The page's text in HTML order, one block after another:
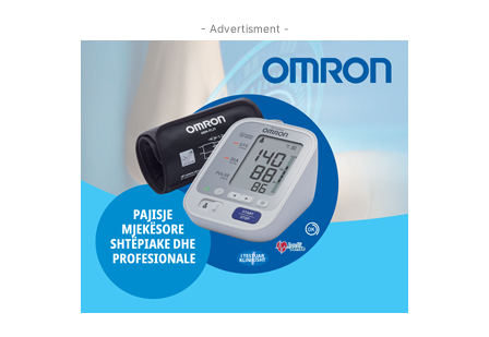
- Advertisment -